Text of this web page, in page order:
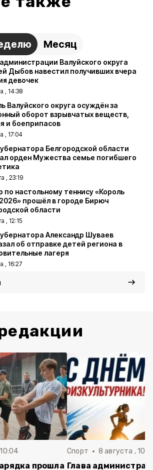
Месяц
Валуйского округа
Дыбов навестил получивших вчера
девочек
, 14:38
Валуйского округа осуждён за
оборот взрывчатых веществ,
и боеприпасов
, 17:04
Белгородской области
орден Мужества семье погибшего
, 23:19
по настольному теннису «Король
прошёл в городе Бирюч
области
, 12:15
Александр Шуваев
об отправке детей региона в
лагеря
, 16:27
прошла
Спорт 8 августа ,
Глава